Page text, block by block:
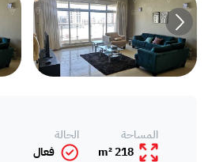
المساحة
218 m²
الحالة
فعال